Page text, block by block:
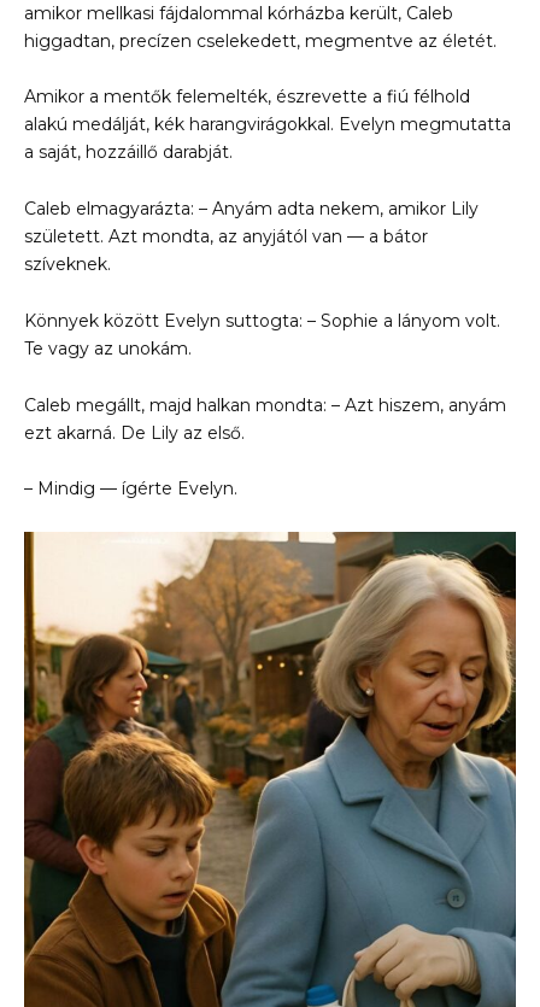
amikor mellkasi fájdalommal kórházba került, Caleb
higgadtan, precízen cselekedett, megmentve az életét.
Amikor a mentők felemelték, észrevette a fiú félhold
alakú medálját, kék harangvirágokkal. Evelyn megmutatta
a saját, hozzáillő darabját.
Caleb elmagyarázta: – Anyám adta nekem, amikor Lily
született. Azt mondta, az anyjától van — a bátor
szíveknek.
Könnyek között Evelyn suttogta: – Sophie a lányom volt.
Te vagy az unokám.
Caleb megállt, majd halkan mondta: – Azt hiszem, anyám
ezt akarná. De Lily az első.
– Mindig — ígérte Evelyn.